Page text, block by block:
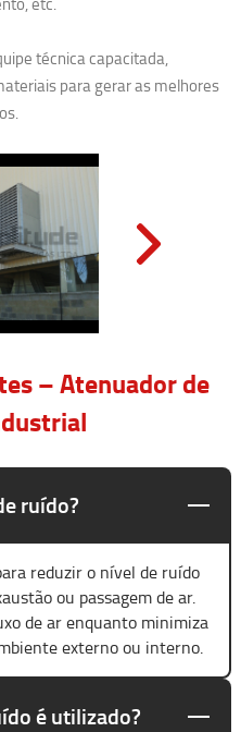
técnica capacitada,
para gerar as melhores
– Atenuador de
ruído?
reduzir o nível de ruído
ou passagem de ar.
de ar enquanto minimiza
externo ou interno.
é utilizado?